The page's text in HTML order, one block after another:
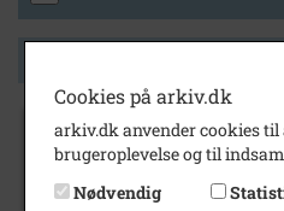
1911
Cookies på arkiv.dk
arkiv.dk anvender cookies til
brugeroplevelse og til
Nødvendig